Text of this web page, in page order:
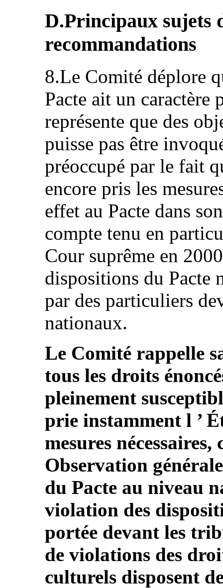
D.Principaux sujets
recommandations
8.Le Comité déplore
Pacte ait un caractère
représente que des
puisse pas être
préoccupé par le fait
encore pris les
effet au Pacte dans
compte tenu en
Cour suprême en
dispositions du Pacte
par des particuliers
nationaux.
Le Comité rappelle
tous les droits
pleinement
prie instamment l ’
mesures
Observation
du Pacte au niveau
violation des
portée devant les
de violations des
culturels disposent